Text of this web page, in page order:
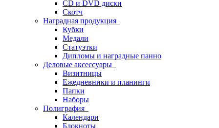
CD и DVD диски
Скотч
Наградная продукция
Кубки
Медали
Статуэтки
Дипломы и наградные панно
Деловые аксессуары
Визитницы
Ежедневники и планинги
Папки
Наборы
Полиграфия
Календари
Блокноты